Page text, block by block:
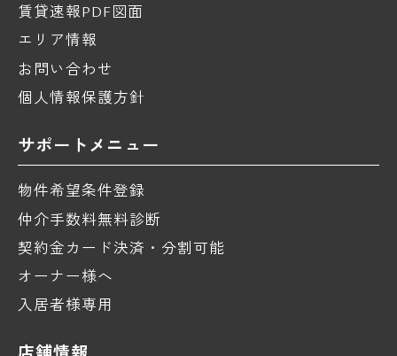
賃貸速報PDF図面
エリア情報
お問い合わせ
個人情報保護方針
サポートメニュー
物件希望条件登録
仲介手数料無料診断
契約金カード決済・分割可能
オーナー様へ
入居者様専用